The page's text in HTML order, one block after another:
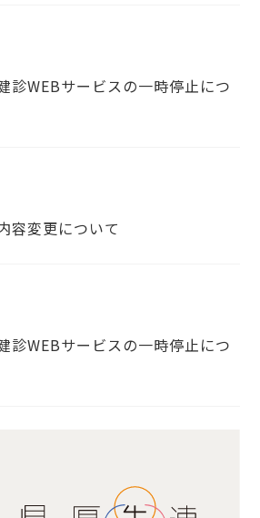
診WEBサービスの一時停止につ
容変更について
診WEBサービスの一時停止につ